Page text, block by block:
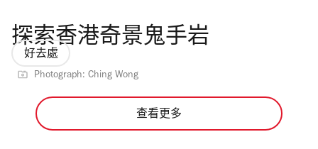
探索香港奇景鬼手岩
好去處
Photograph: Ching Wong
查看更多